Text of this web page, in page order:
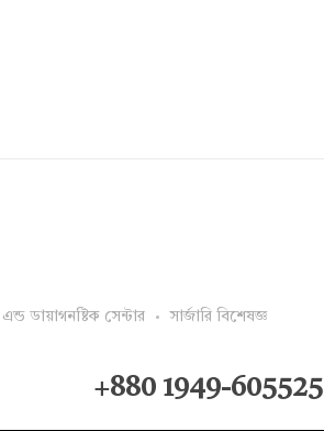
ডায়াগনষ্টিক সেন্টার সার্জারি বিশেষজ্ঞ
+880 1949-605525